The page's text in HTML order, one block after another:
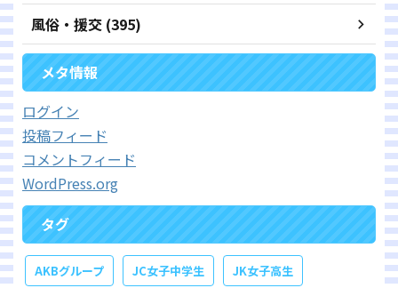
風俗・援交 (395)
メタ情報
ログイン
投稿フィード
コメントフィード
WordPress.org
タグ
AKBグループ JC女子中学生 JK女子高生